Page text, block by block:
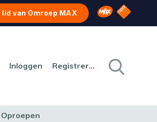
lid van Omroep MAX Omroep MAX
NPO
Inloggen Registreren
Oproepen